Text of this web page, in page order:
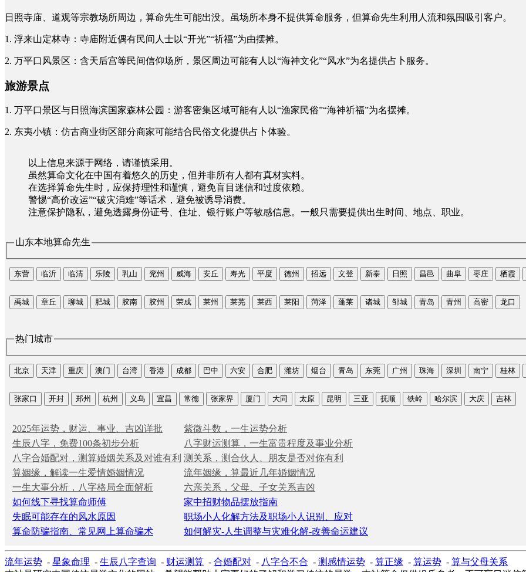
日照寺庙、道观等宗教场所周边，算命先生可能出没。虽场所本身不提供算命服务，但算命先生利用人流和氛围吸引客户。
1. 浮来山定林寺：寺庙附近偶有民间人士以“开光”“祈福”为由摆摊。
2. 万平口风景区：含天后宫等民间信仰场所，景区周边可能有人以“海神文化”“风水”为名提供占卜服务。
旅游景点
1. 万平口景区与日照海滨国家森林公园：游客密集区域可能有人以“渔家民俗”“海神祈福”为名摆摊。
2. 东夷小镇：仿古商业街区部分商家可能结合民俗文化提供占卜体验。
以上信息来源于网络，请谨慎采用。
虽然算命文化在中国有着悠久的历史，但并非所有人都有真材实料。
在选择算命先生时，应保持理性和谨慎，避免盲目迷信和过度依赖。
警惕“高价改运”“破灾消难”等话术，避免被诱导消费。
注意保护隐私，避免透露身份证号、住址、银行账户等敏感信息。一般只需要提供出生时间、地点、职业。
山东本地算命先生
东营 临沂 临清 乐陵 乳山 兖州 威海 安丘 寿光 平度 德州 招远 文登 新泰 日照 昌邑 曲阜 枣庄 栖霞
禹城 章丘 聊城 肥城 胶南 胶州 荣成 莱州 莱芜 莱西 莱阳 菏泽 蓬莱 诸城 邹城 青岛 青州 高密 龙口
热门城市
北京 天津 重庆 澳门 台湾 香港 成都 巴中 六安 合肥 潍坊 烟台 青岛 东莞 广州 珠海 深圳 南宁 桂林
张家口 开封 郑州 杭州 义乌 宜昌 常德 张家界 厦门 大同 太原 昆明 三亚 抚顺 铁岭 哈尔滨 大庆 吉林
2025年运势，财运、事业、吉凶详批
紫微斗数，一生运势分析
生辰八字，免费100条初步分析
八字财运测算，一生富贵程度及事业分析
八字合婚配对，测算婚姻关系及对谁有利 测关系，测合伙人、朋友是否对你有利
算姻缘，解读一生爱情婚姻情况
流年姻缘，算最近几年婚姻情况
一生大事分析，八字格局全面解析
六亲关系，父母、子女关系吉凶
如何线下寻找算命师傅
家中招财物品摆放指南
失眠可能存在的风水原因
职场小人化解方法及职场小人识别、应对
算命防骗指南、常见网上算命骗术
如何解灾-人生调整与灾难化解-改善命运建议
流年运势 - 星象命理 - 生辰八字查询 - 财运测算 - 合婚配对 - 八字合不合 - 测感情运势 - 算正缘 - 算运势 - 算与父母关系